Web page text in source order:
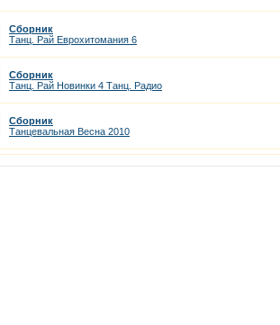
Сборник
Танц. Рай Еврохитомания 6
Сборник
Танц. Рай Новинки 4 Танц. Радио
Сборник
Танцевальная Весна 2010